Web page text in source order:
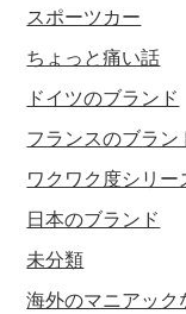
スポーツカー
ちょっと痛い話
ドイツのブランド
フランスのブラン
ワクワク度シリー
日本のブランド
未分類
海外のマニアック